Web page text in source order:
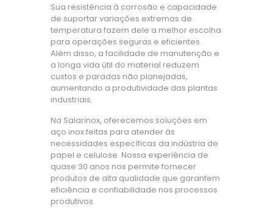
Sua resistência à corrosão e capacidade
de suportar variações extremas de
temperatura fazem dele a melhor escolha
para operações seguras e eficientes.
Além disso, a facilidade de manutenção e
a longa vida útil do material reduzem
custos e paradas não planejadas,
aumentando a produtividade das plantas
industriais.
Na Salarinox, oferecemos soluções em
aço inox feitas para atender às
necessidades específicas da indústria de
papel e celulose. Nossa experiência de
quase 30 anos nos permite fornecer
produtos de alta qualidade que garantem
eficiência e confiabilidade nos processos
produtivos.